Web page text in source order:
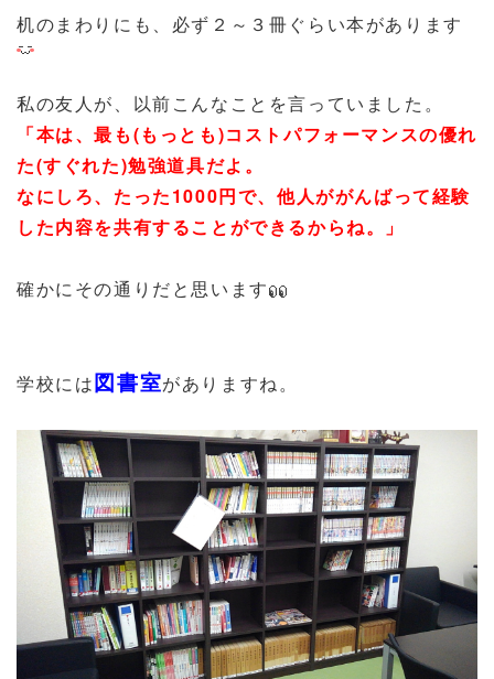
机のまわりにも、必ず２～３冊ぐらい本があります
私の友人が、以前こんなことを言っていました。
「本は、最も(もっとも)コストパフォーマンスの優れ
た(すぐれた)勉強道具だよ。
なにしろ、たった1000円で、他人ががんばって経験
した内容を共有することができるからね。」
確かにその通りだと思います
学校には図書室がありますね。